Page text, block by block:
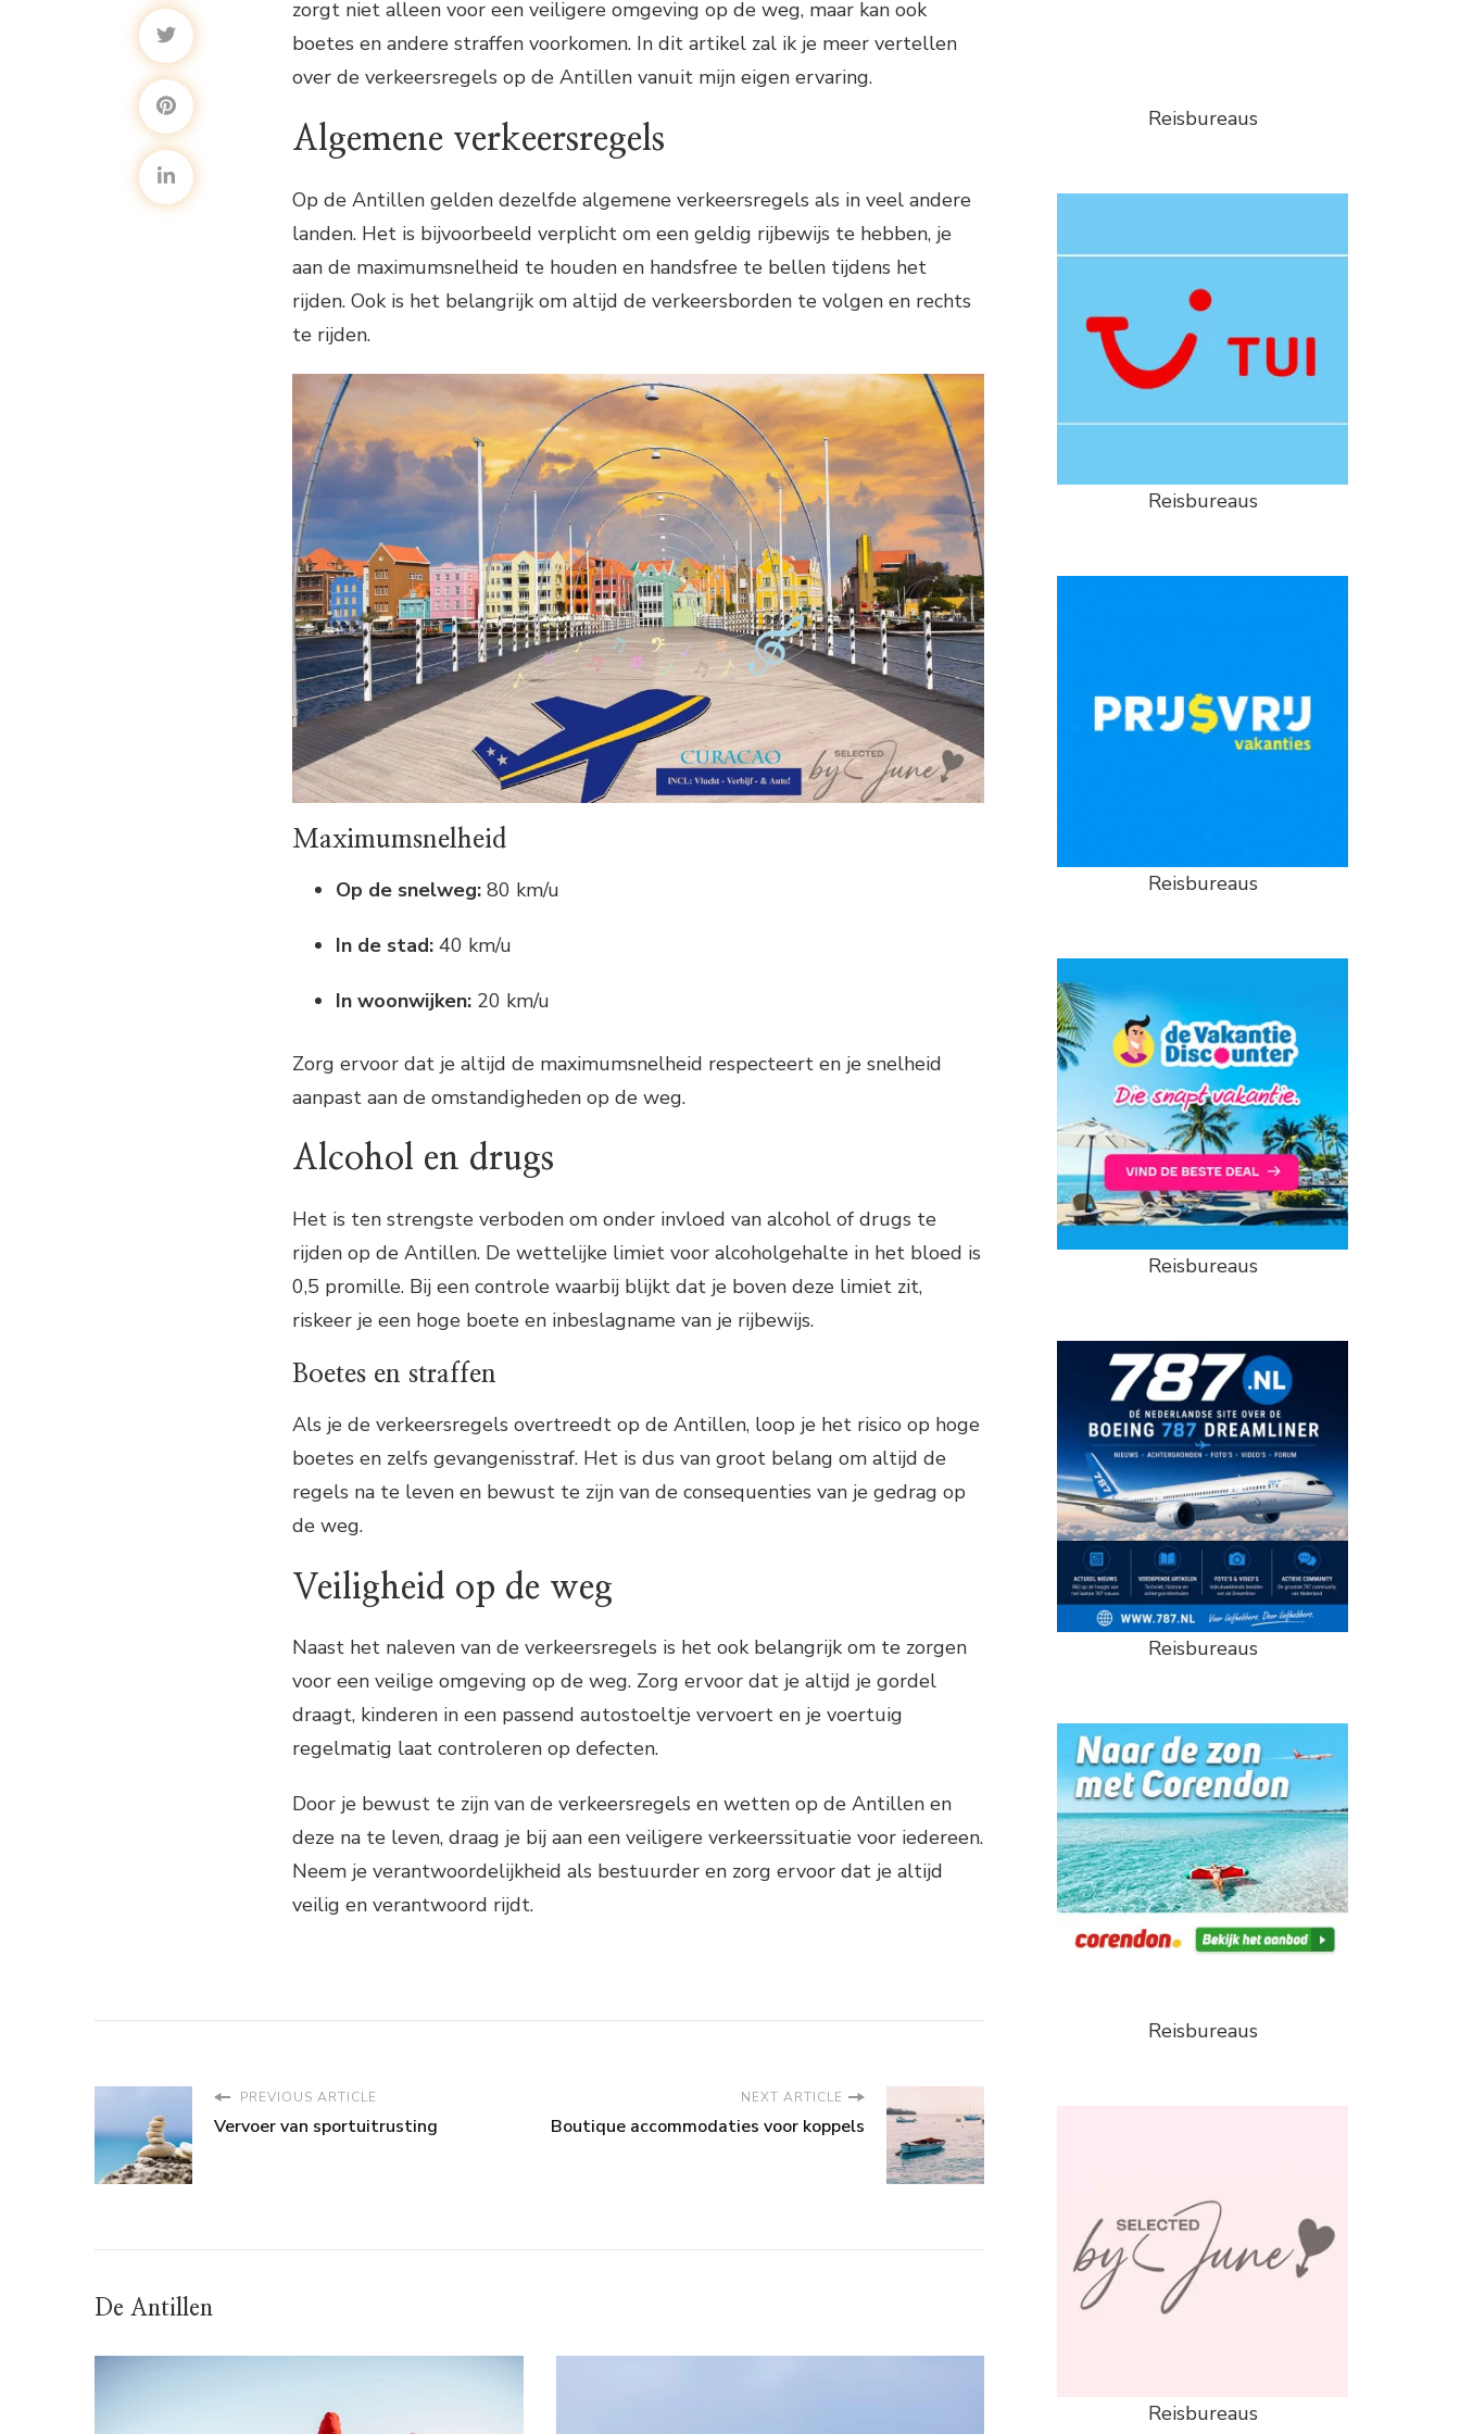
zorgt niet alleen voor een veiligere omgeving op de weg, maar kan ook
boetes en andere straffen voorkomen. In dit artikel zal ik je meer vertellen
over de verkeersregels op de Antillen vanuit mijn eigen ervaring.
Algemene verkeersregels
Op de Antillen gelden dezelfde algemene verkeersregels als in veel andere
landen. Het is bijvoorbeeld verplicht om een geldig rijbewijs te hebben, je
aan de maximumsnelheid te houden en handsfree te bellen tijdens het
rijden. Ook is het belangrijk om altijd de verkeersborden te volgen en rechts
te rijden.
Maximumsnelheid
Op de snelweg: 80 km/u
In de stad: 40 km/u
In woonwijken: 20 km/u
Zorg ervoor dat je altijd de maximumsnelheid respecteert en je snelheid
aanpast aan de omstandigheden op de weg.
Alcohol en drugs
Het is ten strengste verboden om onder invloed van alcohol of drugs te
rijden op de Antillen. De wettelijke limiet voor alcoholgehalte in het bloed is
0,5 promille. Bij een controle waarbij blijkt dat je boven deze limiet zit,
riskeer je een hoge boete en inbeslagname van je rijbewijs.
Boetes en straffen
Als je de verkeersregels overtreedt op de Antillen, loop je het risico op hoge
boetes en zelfs gevangenisstraf. Het is dus van groot belang om altijd de
regels na te leven en bewust te zijn van de consequenties van je gedrag op
de weg.
Veiligheid op de weg
Naast het naleven van de verkeersregels is het ook belangrijk om te zorgen
voor een veilige omgeving op de weg. Zorg ervoor dat je altijd je gordel
draagt, kinderen in een passend autostoeltje vervoert en je voertuig
regelmatig laat controleren op defecten.
Door je bewust te zijn van de verkeersregels en wetten op de Antillen en
deze na te leven, draag je bij aan een veiligere verkeerssituatie voor iedereen.
Neem je verantwoordelijkheid als bestuurder en zorg ervoor dat je altijd
veilig en verantwoord rijdt.
PREVIOUS ARTICLE
Vervoer van sportuitrusting
NEXT ARTICLE
Boutique accommodaties voor koppels
De Antillen
Reisbureaus
Reisbureaus
Reisbureaus
Reisbureaus
Reisbureaus
Reisbureaus
Reisbureaus